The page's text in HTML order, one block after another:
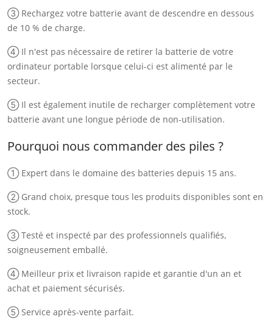
③ Rechargez votre batterie avant de descendre en dessous
de 10 % de charge.
④ Il n'est pas nécessaire de retirer la batterie de votre
ordinateur portable lorsque celui-ci est alimenté par le
secteur.
⑤ Il est également inutile de recharger complètement votre
batterie avant une longue période de non-utilisation.
Pourquoi nous commander des piles ?
① Expert dans le domaine des batteries depuis 15 ans.
② Grand choix, presque tous les produits disponibles sont en
stock.
③ Testé et inspecté par des professionnels qualifiés,
soigneusement emballé.
④ Meilleur prix et livraison rapide et garantie d'un an et
achat et paiement sécurisés.
⑤ Service après-vente parfait.